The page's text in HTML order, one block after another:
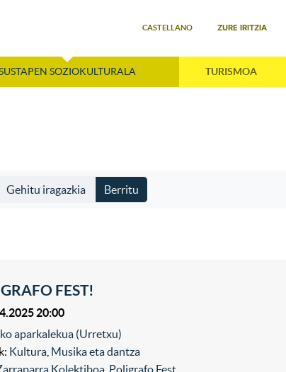
CASTELLANO ZURE IRITZIA
SOZIOKULTURALA TURISMOA
Gehitu iragazkia Berritu
FEST!
20:00
aparkalekua (Urretxu)
Kultura Musika eta dantza
Kolektiboa Poligrafo Fest